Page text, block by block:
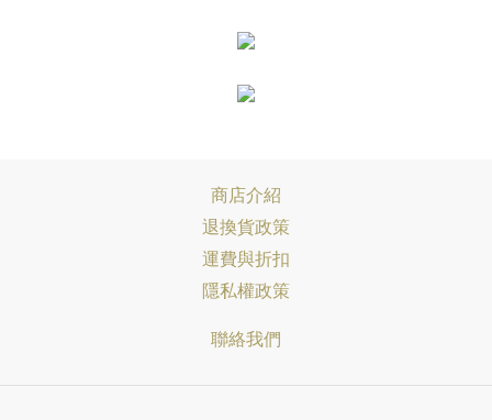
商店介紹
退換貨政策
運費與折扣
隱私權政策
聯絡我們